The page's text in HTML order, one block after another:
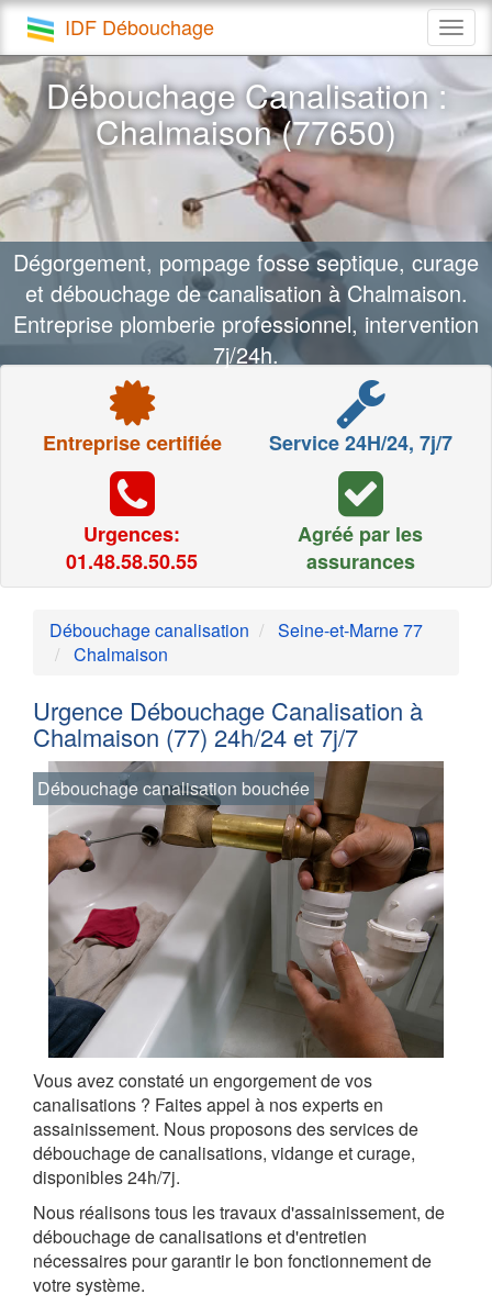
IDF Débouchage
Débouchage Canalisation :
Chalmaison (77650)
Dégorgement, pompage fosse septique, curage
et débouchage de canalisation à Chalmaison.
Entreprise plomberie professionnel, intervention
7j/24h.
Entreprise certifiée Service 24H/24, 7j/7
Urgences:
01.48.58.50.55
Agréé par les
assurances
Débouchage canalisation
Seine-et-Marne 77
Chalmaison
Urgence Débouchage Canalisation à
Chalmaison (77) 24h/24 et 7j/7
Débouchage canalisation bouchée
Vous avez constaté un engorgement de vos
canalisations ? Faites appel à nos experts en
assainissement. Nous proposons des services de
débouchage de canalisations, vidange et curage,
disponibles 24h/7j.
Nous réalisons tous les travaux d'assainissement, de
débouchage de canalisations et d'entretien
nécessaires pour garantir le bon fonctionnement de
votre système.